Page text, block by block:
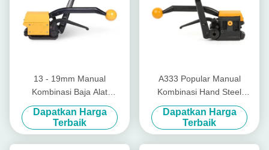
13 - 19mm Manual
Kombinasi Baja Alat
Strapping Alat Strapping
Tanpa Segel
Dapatkan Harga
Terbaik
A333 Popular Manual
Kombinasi Hand Steel
Strapping Tool
Dapatkan Harga
Terbaik